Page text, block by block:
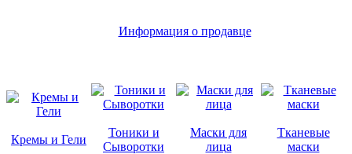
Информация о продавце
Кремы и Гели
Тоники и
Сыворотки
Маски для
лица
Тканевые
маски